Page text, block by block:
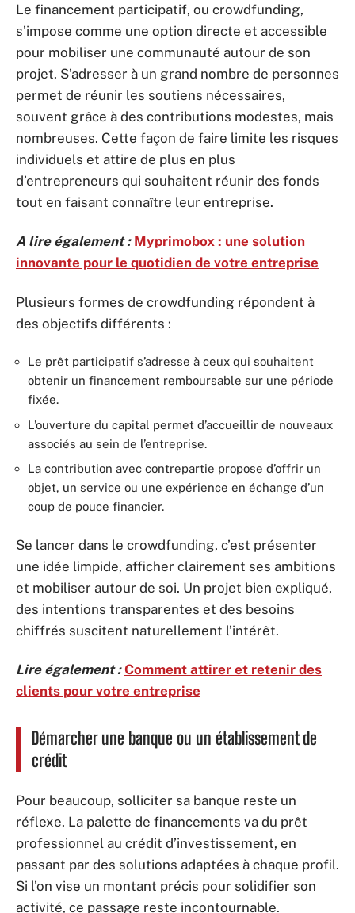
Le financement participatif, ou crowdfunding,
s’impose comme une option directe et accessible
pour mobiliser une communauté autour de son
projet. S’adresser à un grand nombre de personnes
permet de réunir les soutiens nécessaires,
souvent grâce à des contributions modestes, mais
nombreuses. Cette façon de faire limite les risques
individuels et attire de plus en plus
d’entrepreneurs qui souhaitent réunir des fonds
tout en faisant connaître leur entreprise.
A lire également : Myprimobox : une solution
innovante pour le quotidien de votre entreprise
Plusieurs formes de crowdfunding répondent à
des objectifs différents :
Le prêt participatif s’adresse à ceux qui souhaitent
obtenir un financement remboursable sur une période
fixée.
L’ouverture du capital permet d’accueillir de nouveaux
associés au sein de l’entreprise.
La contribution avec contrepartie propose d’offrir un
objet, un service ou une expérience en échange d’un
coup de pouce financier.
Se lancer dans le crowdfunding, c’est présenter
une idée limpide, afficher clairement ses ambitions
et mobiliser autour de soi. Un projet bien expliqué,
des intentions transparentes et des besoins
chiffrés suscitent naturellement l’intérêt.
Lire également : Comment attirer et retenir des
clients pour votre entreprise
Démarcher une banque ou un établissement de
crédit
Pour beaucoup, solliciter sa banque reste un
réflexe. La palette de financements va du prêt
professionnel au crédit d’investissement, en
passant par des solutions adaptées à chaque profil.
Si l’on vise un montant précis pour solidifier son
activité, ce passage reste incontournable.